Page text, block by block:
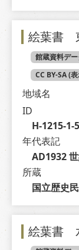
絵葉書
館蔵資料デ
CC BY-SA (
地域名
ID
H-1215-1-
年代表記
AD1932
所蔵
国立歴史
絵葉書